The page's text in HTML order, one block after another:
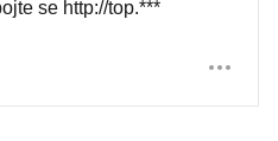
se http://top.***